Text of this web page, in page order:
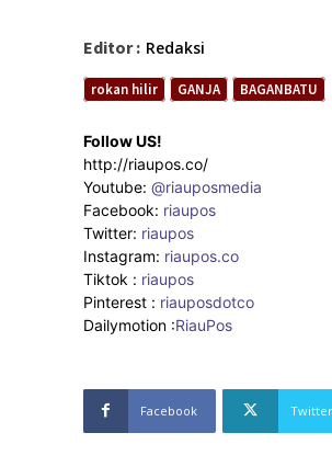
Editor : Redaksi
rokan hilir GANJA BAGANBATU
Follow US!
http://riaupos.co/
Youtube: @riauposmedia
Facebook: riaupos
Twitter: riaupos
Instagram: riaupos.co
Tiktok : riaupos
Pinterest : riauposdotco
Dailymotion :RiauPos
Facebook Twitter